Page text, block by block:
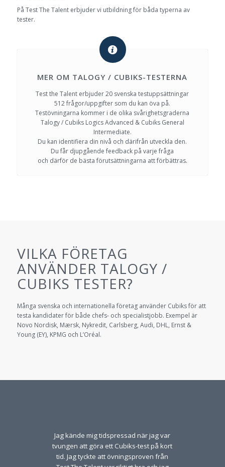
På Test The Talent erbjuder vi utbildning för båda typerna av
tester.
MER OM TALOGY / CUBIKS-TESTERNA
Test the Talent erbjuder 20 svenska testuppsättningar
512 frågor/uppgifter som du kan öva på.
Testövningarna kommer i de olika svårighetsgraderna
Talogy / Cubiks Logics Advanced & Cubiks General
Intermediate.
Du kan identifiera din nivå och därifrån utveckla den.
Du får djupgående feedback på varje fråga
och därför de bästa förutsättningarna att förbättras.
VILKA FÖRETAG
ANVÄNDER TALOGY /
CUBIKS TESTER?
Många svenska och internationella företag använder Cubiks för att
testa kandidater för både chefs- och specialistjobb. Exempel är
Novo Nordisk, Mærsk, Nykredit, Carlsberg, Audi, DHL, Ernst &
Young (EY), KPMG och L’Oréal.
Jag kände mig tidspressad när jag var
tvungen att göra ett Cubiks-test på kort
tid. Jag tyckte att övningsproven från